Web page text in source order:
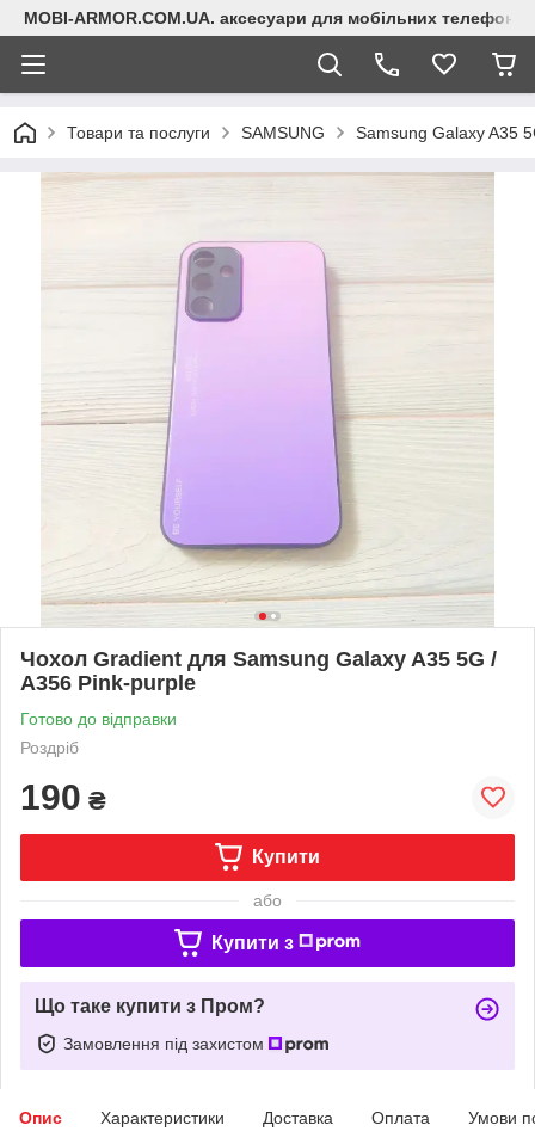
MOBI-ARMOR.COM.UA. аксесуари для мобільних телефонів
Товари та послуги SAMSUNG Samsung Galaxy A35
Чохол Gradient для Samsung Galaxy A35 5G /
A356 Pink-purple
Готово до відправки
Роздріб
190 ₴
Купити
або
Купити з
Що таке купити з Пром?
Замовлення під захистом
Опис Характеристики Доставка Оплата Умови